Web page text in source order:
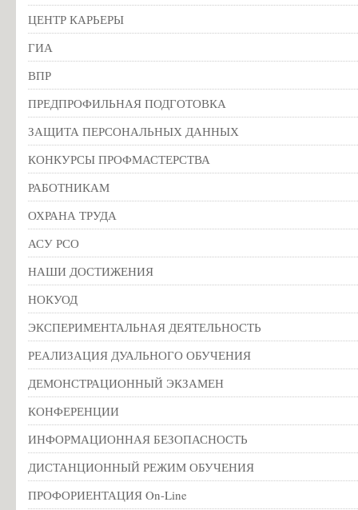
ЦЕНТР КАРЬЕРЫ
ГИА
ВПР
ПРЕДПРОФИЛЬНАЯ ПОДГОТОВКА
ЗАЩИТА ПЕРСОНАЛЬНЫХ ДАННЫХ
КОНКУРСЫ ПРОФМАСТЕРСТВА
РАБОТНИКАМ
ОХРАНА ТРУДА
АСУ РСО
НАШИ ДОСТИЖЕНИЯ
НОКУОД
ЭКСПЕРИМЕНТАЛЬНАЯ ДЕЯТЕЛЬНОСТЬ
РЕАЛИЗАЦИЯ ДУАЛЬНОГО ОБУЧЕНИЯ
ДЕМОНСТРАЦИОННЫЙ ЭКЗАМЕН
КОНФЕРЕНЦИИ
ИНФОРМАЦИОННАЯ БЕЗОПАСНОСТЬ
ДИСТАНЦИОННЫЙ РЕЖИМ ОБУЧЕНИЯ
ПРОФОРИЕНТАЦИЯ On-Line